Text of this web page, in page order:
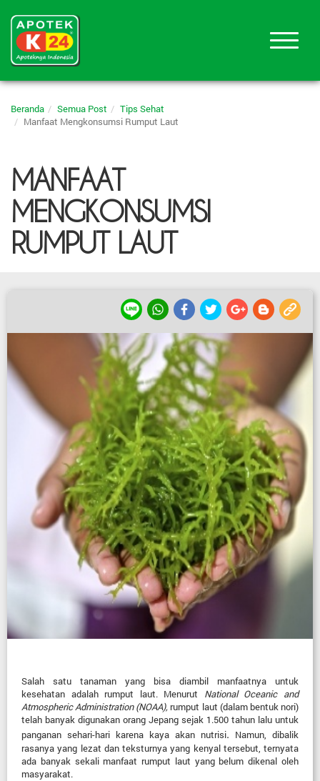
Beranda Semua Post
Tips Sehat
Manfaat Mengkonsumsi Rumput Laut
MANFAAT
MENGKONSUMSI
RUMPUT LAUT
Salah satu tanaman yang bisa diambil manfaatnya untuk
kesehatan adalah rumput laut. Menurut National Oceanic and
Atmospheric Administration (NOAA), rumput laut (dalam bentuk nori)
telah banyak digunakan orang Jepang sejak 1.500 tahun lalu untuk
panganan sehari-hari karena kaya akan nutrisi. Namun, dibalik
rasanya yang lezat dan teksturnya yang kenyal tersebut, ternyata
ada banyak sekali manfaat rumput laut yang belum dikenal oleh
masyarakat.